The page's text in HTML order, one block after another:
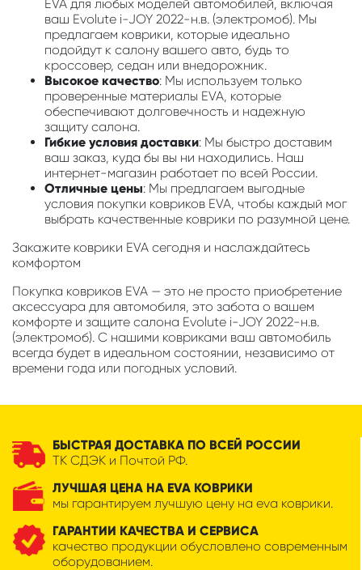
EVA для любых моделей автомобилей, включая
ваш Evolute i-JOY 2022-н.в. (электромоб). Мы
предлагаем коврики, которые идеально
подойдут к салону вашего авто, будь то
кроссовер, седан или внедорожник.
Высокое качество: Мы используем только
проверенные материалы EVA, которые
обеспечивают долговечность и надежную
защиту салона.
Гибкие условия доставки: Мы быстро доставим
ваш заказ, куда бы вы ни находились. Наш
интернет-магазин работает по всей России.
Отличные цены: Мы предлагаем выгодные
условия покупки ковриков EVA, чтобы каждый мог
выбрать качественные коврики по разумной цене.
Закажите коврики EVA сегодня и наслаждайтесь
комфортом
Покупка ковриков EVA — это не просто приобретение
аксессуара для автомобиля, это забота о вашем
комфорте и защите салона Evolute i-JOY 2022-н.в.
(электромоб). С нашими ковриками ваш автомобиль
всегда будет в идеальном состоянии, независимо от
времени года или погодных условий.
БЫСТРАЯ ДОСТАВКА ПО ВСЕЙ РОССИИ
ТК СДЭК и Почтой РФ.
ЛУЧШАЯ ЦЕНА НА EVA КОВРИКИ
мы гарантируем лучшую цену на eva коврики.
ГАРАНТИИ КАЧЕСТВА И СЕРВИСА
качество продукции обусловлено современным
оборудованием.